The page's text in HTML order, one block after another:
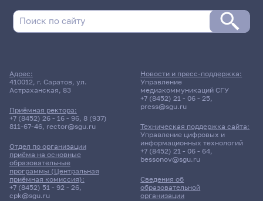
Адрес:
410012, г. Саратов, ул.
Астраханская, 83
Приёмная ректора:
+7 (8452) 26 - 16 - 96, 8 (937)
811-67-46, rector@sgu.ru
Отдел по организации
приёма на основные
образовательные
программы (Центральная
приёмная комиссия):
+7 (8452) 51 - 92 - 26,
cpk@sgu.ru
Сведения об
образовательной
организации
Новости и пресс-поддержка:
Управление
медиакоммуникаций СГУ
+7 (8452) 21 - 06 - 25,
press@sgu.ru
Техническая поддержка сайта:
Управление цифровых и
информационных технологий
+7 (8452) 21 - 06 - 64,
bessonov@sgu.ru